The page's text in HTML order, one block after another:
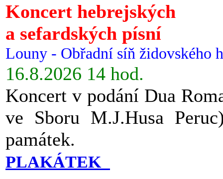
Koncert hebrejských
a sefardských písní
Louny - Obřadní síň židovského
16.8.2026 14 hod.
Koncert v podání Dua
ve Sboru M.J.Husa
památek.
PLAKÁTEK